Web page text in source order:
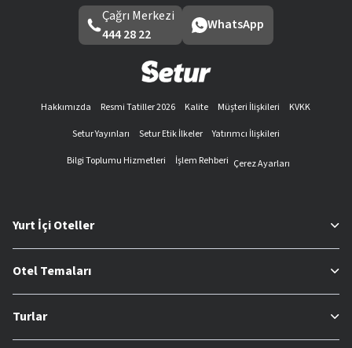
Çağrı Merkezi
444 28 22
WhatsApp
Hakkımızda Resmi Tatiller 2026 Kalite Müşteri İlişkileri
KVKK
Setur Yayınları
Setur Etik İlkeler
Yatırımcı İlişkileri
Bilgi Toplumu Hizmetleri
İşlem Rehberi Çerez Ayarları
Yurt İçi Oteller
Otel Temaları
Turlar